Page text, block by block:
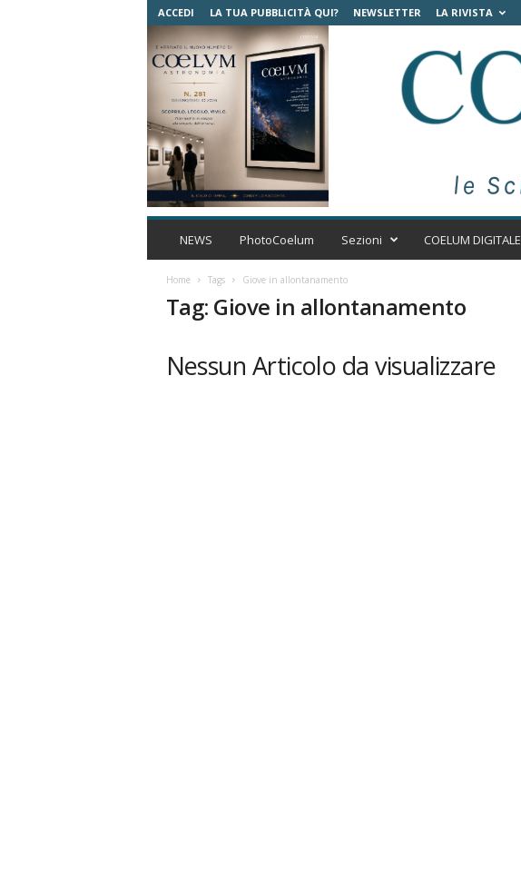
ACCEDI LA TUA PUBBLICITÀ QUI? NEWSLETTER LA RIVISTA
C
m
t
NEWS PhotoCoelum Sezioni COELUM DIGITALE
Home Tags Giove in allontanamento
Tag: Giove in allontanamento
Nessun Articolo da visualizzare